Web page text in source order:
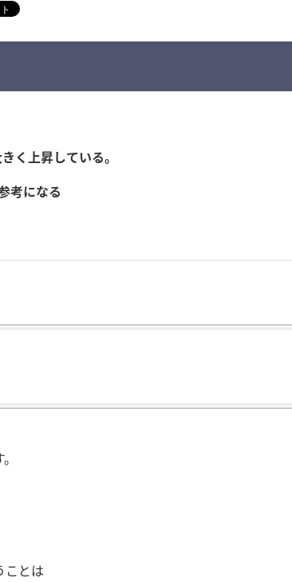
く上昇している。
考になる
ことは